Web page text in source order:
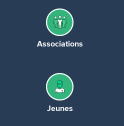
Associations
Jeunes